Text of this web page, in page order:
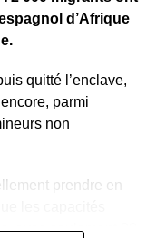
d’Afrique
quitté l’enclave,
parmi
non
prendre en
avec seulement 90